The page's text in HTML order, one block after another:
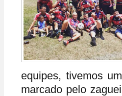
equipes, tivemos
marcado pelo